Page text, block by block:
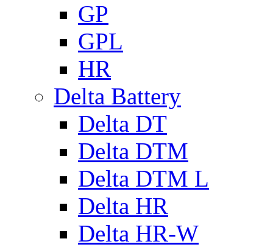
GP
GPL
HR
Delta Battery
Delta DT
Delta DTM
Delta DTM L
Delta HR
Delta HR-W